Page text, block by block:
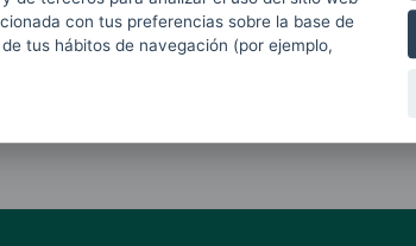
con tus preferencias sobre la base de
tus hábitos de navegación (por ejemplo,